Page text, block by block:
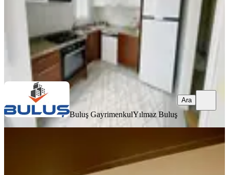
31.000 ₺
Buluş GayrimenkulYılmaz Buluş
Buluş GayrimenkulYılmaz Buluş
Ara
Sd Emlak & Gayrimenkulden Kıyı
Boyu İsmetpaşa 3+1 Kiralık Daire